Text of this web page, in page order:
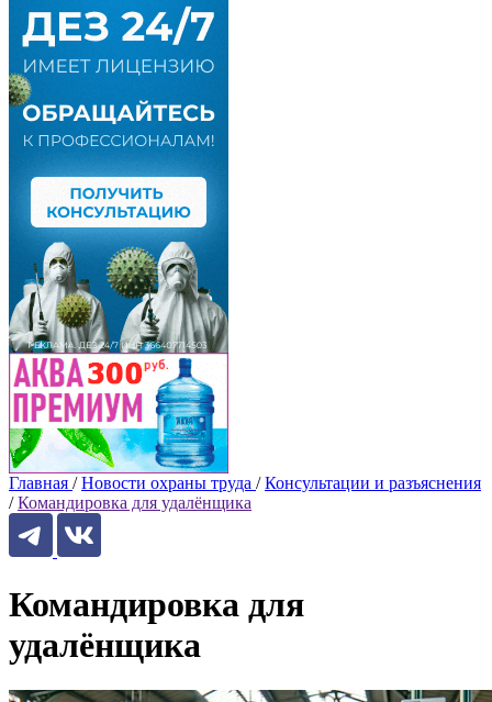
Главная / Новости охраны труда / Консультации и разъяснения
/ Командировка для удалёнщика
Командировка для
удалёнщика